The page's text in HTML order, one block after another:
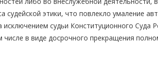
этики, что повлекло умаление
судьи Конституционного Суда
в виде досрочного прекращения